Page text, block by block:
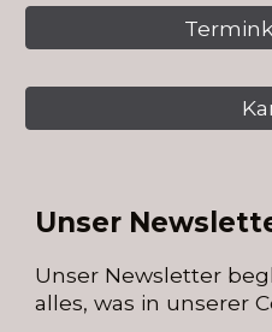
Unser
Unser Newsletter
alles, was in unserer